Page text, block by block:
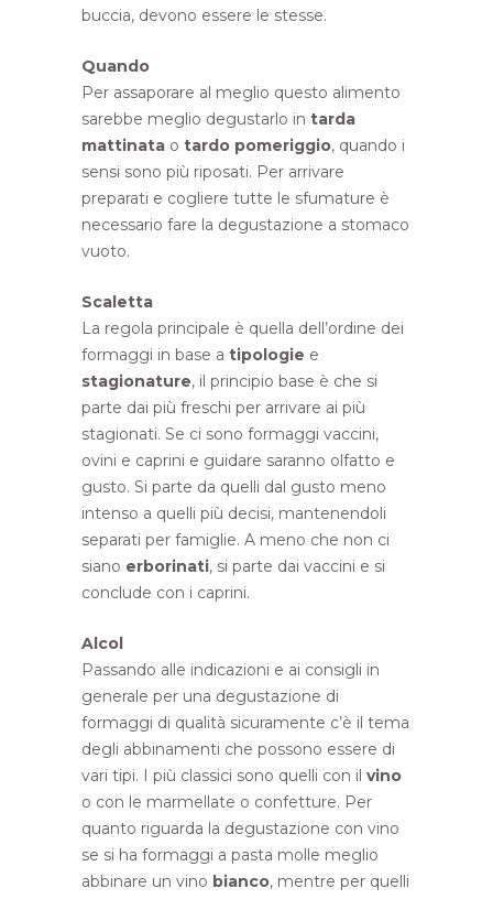
buccia, devono essere le stesse.
Quando
Per assaporare al meglio questo alimento
sarebbe meglio degustarlo in tarda
mattinata o tardo pomeriggio, quando i
sensi sono più riposati. Per arrivare
preparati e cogliere tutte le sfumature è
necessario fare la degustazione a stomaco
vuoto.
Scaletta
La regola principale è quella dell’ordine dei
formaggi in base a tipologie e
stagionature, il principio base è che si
parte dai più freschi per arrivare ai più
stagionati. Se ci sono formaggi vaccini,
ovini e caprini e guidare saranno olfatto e
gusto. Si parte da quelli dal gusto meno
intenso a quelli più decisi, mantenendoli
separati per famiglie. A meno che non ci
siano erborinati, si parte dai vaccini e si
conclude con i caprini.
Alcol
Passando alle indicazioni e ai consigli in
generale per una degustazione di
formaggi di qualità sicuramente c’è il tema
degli abbinamenti che possono essere di
vari tipi. I più classici sono quelli con il vino
o con le marmellate o confetture. Per
quanto riguarda la degustazione con vino
se si ha formaggi a pasta molle meglio
abbinare un vino bianco, mentre per quelli